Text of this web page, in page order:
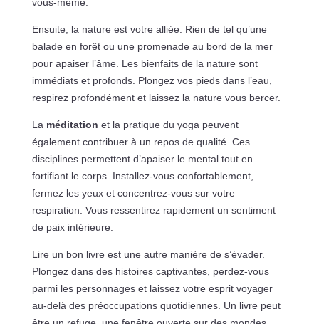
Ensuite, la nature est votre alliée. Rien de tel qu’une
balade en forêt ou une promenade au bord de la mer
pour apaiser l’âme. Les bienfaits de la nature sont
immédiats et profonds. Plongez vos pieds dans l’eau,
respirez profondément et laissez la nature vous bercer.
La méditation et la pratique du yoga peuvent
également contribuer à un repos de qualité. Ces
disciplines permettent d’apaiser le mental tout en
fortifiant le corps. Installez-vous confortablement,
fermez les yeux et concentrez-vous sur votre
respiration. Vous ressentirez rapidement un sentiment
de paix intérieure.
Lire un bon livre est une autre manière de s’évader.
Plongez dans des histoires captivantes, perdez-vous
parmi les personnages et laissez votre esprit voyager
au-delà des préoccupations quotidiennes. Un livre peut